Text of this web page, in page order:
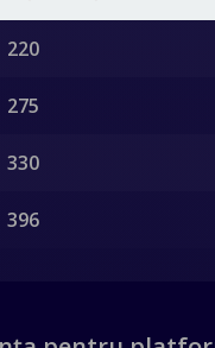
220
275
330
396